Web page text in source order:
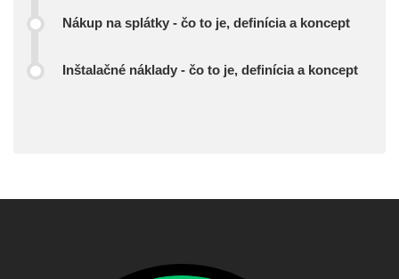
Nákup na splátky - čo to je, definícia a koncept
Inštalačné náklady - čo to je, definícia a koncept